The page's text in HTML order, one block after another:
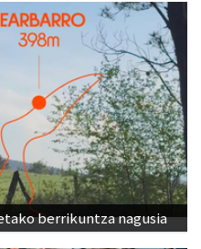
berrikuntza nagusia